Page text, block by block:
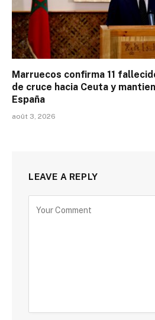
Marruecos confirma 11
de cruce hacia Ceuta y
España
août 3, 2026
LEAVE A REPLY